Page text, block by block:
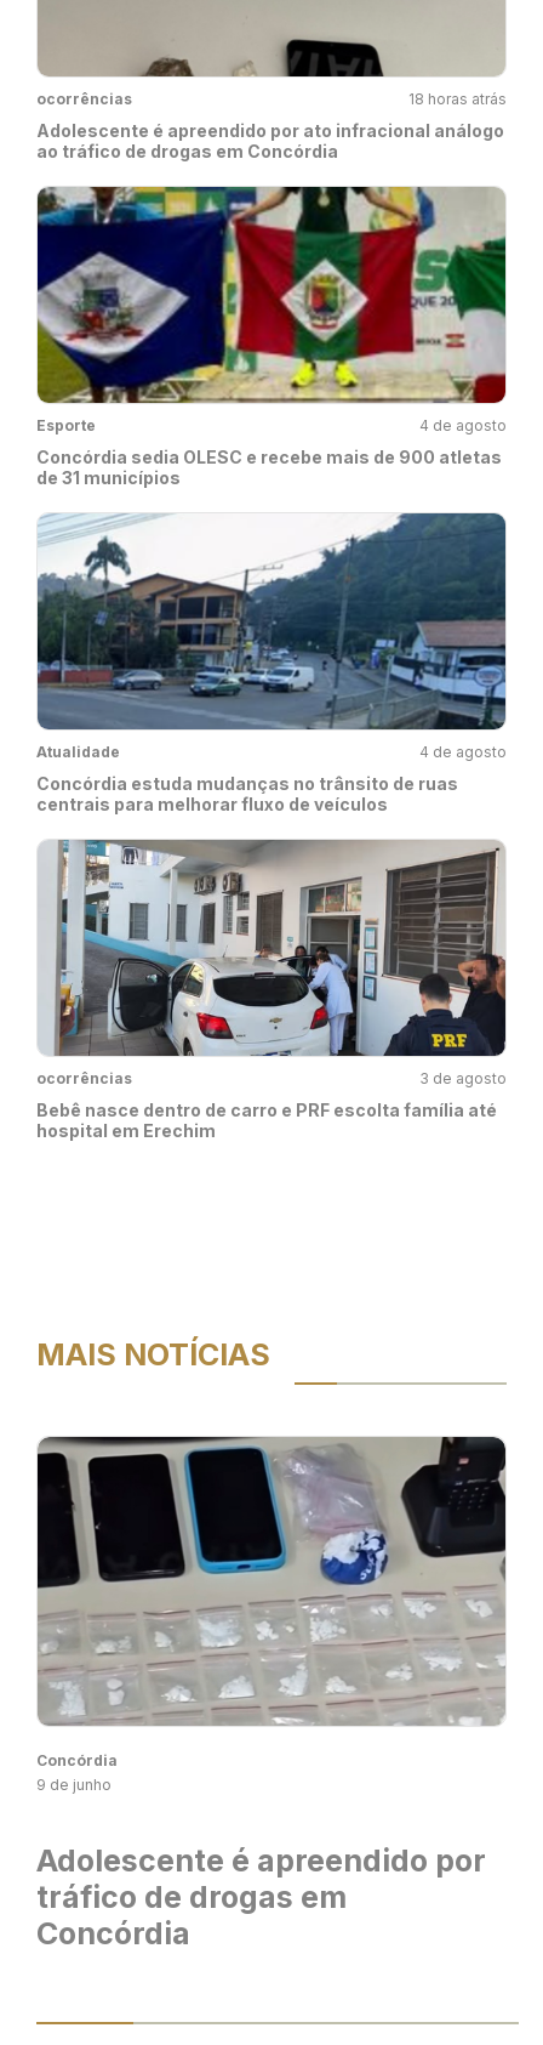
ocorrências 18 horas atrás
Adolescente é apreendido por ato infracional análogo
ao tráfico de drogas em Concórdia
Esporte 4 de agosto
Concórdia sedia OLESC e recebe mais de 900 atletas
de 31 municípios
Atualidade 4 de agosto
Concórdia estuda mudanças no trânsito de ruas
centrais para melhorar fluxo de veículos
ocorrências 3 de agosto
Bebê nasce dentro de carro e PRF escolta família até
hospital em Erechim
MAIS NOTÍCIAS
Concórdia
9 de junho
Adolescente é apreendido por
tráfico de drogas em
Concórdia